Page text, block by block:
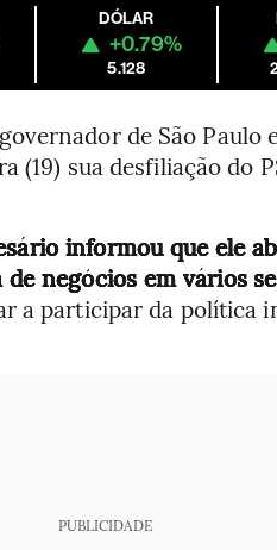
DÓLAR
+0.79%
5.128
de São Paulo
sua desfiliação do
informou que ele
negócios em vários
a participar da política
PUBLICIDADE